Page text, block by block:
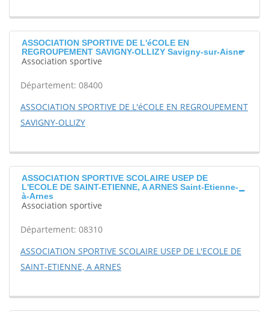
ASSOCIATION SPORTIVE DE L'éCOLE EN
REGROUPEMENT SAVIGNY-OLLIZY Savigny-sur-Aisne
Association sportive
Département: 08400
ASSOCIATION SPORTIVE DE L'éCOLE EN REGROUPEMENT
SAVIGNY-OLLIZY
ASSOCIATION SPORTIVE SCOLAIRE USEP DE
L'ECOLE DE SAINT-ETIENNE, A ARNES Saint-Etienne-
à-Arnes
Association sportive
Département: 08310
ASSOCIATION SPORTIVE SCOLAIRE USEP DE L'ECOLE DE
SAINT-ETIENNE, A ARNES